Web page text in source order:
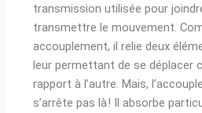
transmission utilisée pour
transmettre le mouvement.
accouplement, il relie deux
leur permettant de se déplacer
rapport à l’autre. Mais,
s’arrête pas là ! Il absorbe